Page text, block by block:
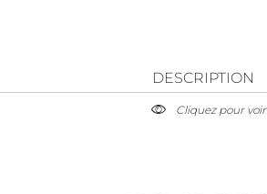
DESCRIPTION
Cliquez pour voir